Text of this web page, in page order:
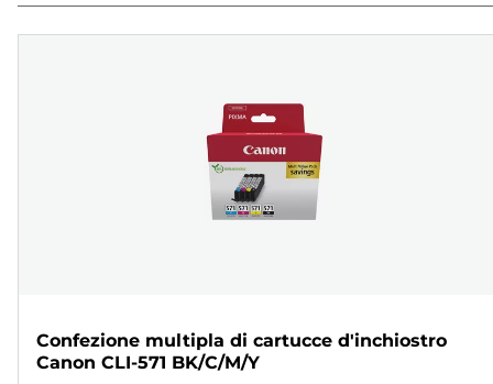
Confezione multipla di cartucce d'inchiostro
Canon CLI-571 BK/C/M/Y